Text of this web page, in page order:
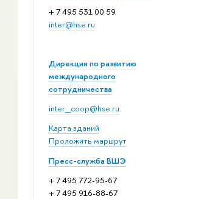
+ 7 495 531 00 59
inter@hse.ru
Дирекция по развитию
международного
сотрудничества
inter_coop@hse.ru
Карта зданий
Проложить маршрут
Пресс-служба ВШЭ
+ 7 495 772-95-67
+ 7 495 916-88-67